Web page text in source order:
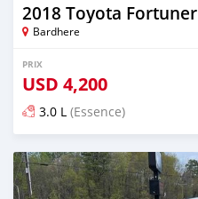
2018 Toyota Fortuner
Bardhere
PRIX
USD 4,200
3.0 L (Essence)
Publié il y a environ 2 ans